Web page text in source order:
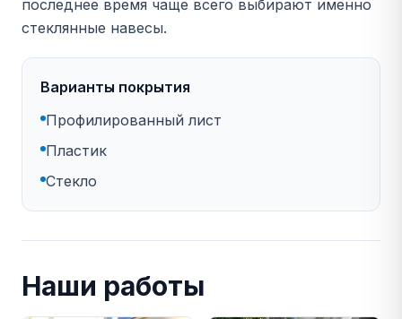
последнее время чаще всего выбирают именно
стеклянные навесы.
Варианты покрытия
Профилированный лист
Пластик
Стекло
Наши работы